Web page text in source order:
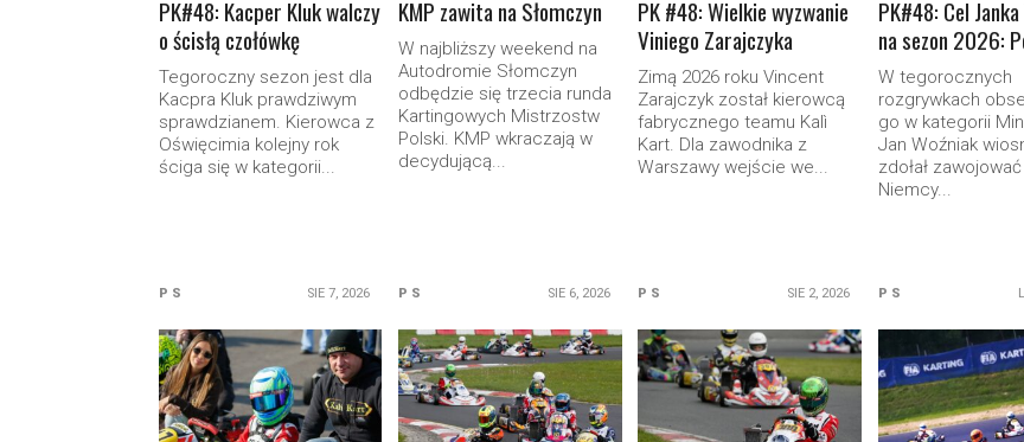
PK#48: Kacper Kluk walczy
o ścisłą czołówkę
Tegoroczny sezon jest dla
Kacpra Kluk prawdziwym
sprawdzianem. Kierowca z
Oświęcimia kolejny rok
ściga się w kategorii...
P S SIE 7, 2026
KMP zawita na Słomczyn
W najbliższy weekend na
Autodromie Słomczyn
odbędzie się trzecia runda
Kartingowych Mistrzostw
Polski. KMP wkraczają w
decydującą...
P S SIE 6, 2026
PK #48: Wielkie wyzwanie
Viniego Zarajczyka
Zimą 2026 roku Vincent
Zarajczyk został kierowcą
fabrycznego teamu Kalì
Kart. Dla zawodnika z
Warszawy wejście we...
P S SIE 2, 2026
PK#48: Cel
na sezon 2026:
W tegorocznych
rozgrywkach
go w kategorii
Jan Woźniak
zdołał
Niemcy...
P S
READ MORE READ MORE READ MORE READ